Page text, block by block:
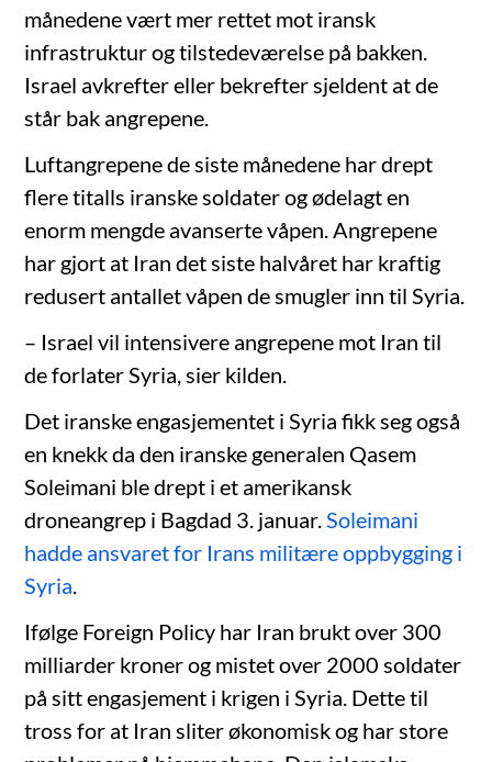
månedene vært mer rettet mot iransk
infrastruktur og tilstedeværelse på bakken.
Israel avkrefter eller bekrefter sjeldent at de
står bak angrepene.
Luftangrepene de siste månedene har drept
flere titalls iranske soldater og ødelagt en
enorm mengde avanserte våpen. Angrepene
har gjort at Iran det siste halvåret har kraftig
redusert antallet våpen de smugler inn til Syria.
– Israel vil intensivere angrepene mot Iran til
de forlater Syria, sier kilden.
Det iranske engasjementet i Syria fikk seg også
en knekk da den iranske generalen Qasem
Soleimani ble drept i et amerikansk
droneangrep i Bagdad 3. januar. Soleimani
hadde ansvaret for Irans militære oppbygging i
Syria
Ifølge Foreign Policy har Iran brukt over 300
milliarder kroner og mistet over 2000 soldater
på sitt engasjement i krigen i Syria. Dette til
tross for at Iran sliter økonomisk og har store